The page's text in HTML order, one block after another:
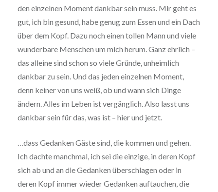
den einzelnen Moment dankbar sein muss. Mir geht es
gut, ich bin gesund, habe genug zum Essen und ein Dach
über dem Kopf. Dazu noch einen tollen Mann und viele
wunderbare Menschen um mich herum. Ganz ehrlich –
das alleine sind schon so viele Gründe, unheimlich
dankbar zu sein. Und das jeden einzelnen Moment,
denn keiner von uns weiß, ob und wann sich Dinge
ändern. Alles im Leben ist vergänglich. Also lasst uns
dankbar sein für das, was ist – hier und jetzt.
…dass Gedanken Gäste sind, die kommen und gehen.
Ich dachte manchmal, ich sei die einzige, in deren Kopf
sich ab und an die Gedanken überschlagen oder in
deren Kopf immer wieder Gedanken auftauchen, die